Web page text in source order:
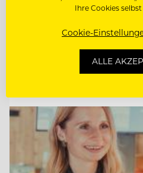
KÜCHENCHEF
Ihre Cookies
Cookie-
ALLE